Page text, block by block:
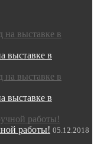
выставке в
выставке в
работы! 05.12.2018